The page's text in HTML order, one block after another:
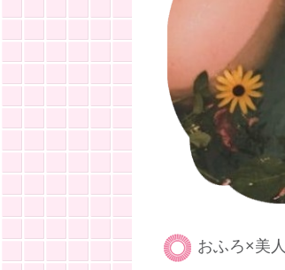
おふろ×美人